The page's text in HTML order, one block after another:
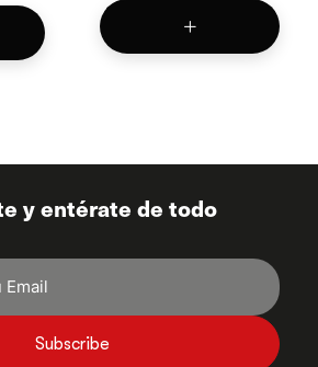
y entérate de todo
Subscribe